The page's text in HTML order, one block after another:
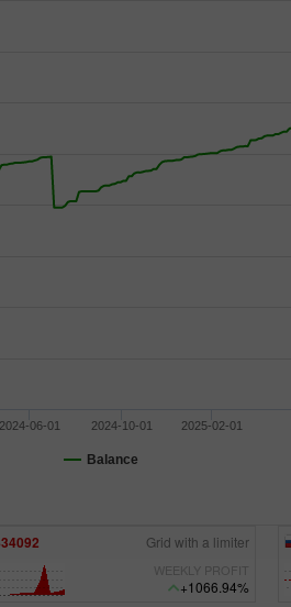
Balance
2024-06-01 2024-10-01 2025-02-01
OVER HORIZON
WEEKLY PROFIT
+856.75%
Bônus do Clube da
InstaForex